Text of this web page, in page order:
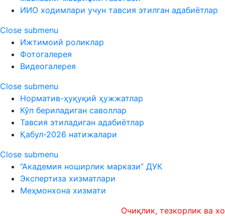
ИИО ходимлари учун тавсия этилган адабиётлар
Close submenu
Ижтимоий роликлар
Фотогалерея
Видеогалерея
Close submenu
Норматив-ҳуқуқий ҳужжатлар
Кўп бериладиган саволлар
Тавсия этиладиган адабиётлар
Қабул-2026 натижалари
Close submenu
“Академия ноширлик маркази” ДУК
Экспертиза хизматлари
Меҳмонхона хизмати
Очиқлик, тезкорлик ва